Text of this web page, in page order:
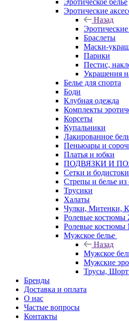
Эротическое белье
Эротические
Назад
Браслеты
Маски-
Парики
Пестис,
Украшения
Белье для спорта
Боди
Клубная одежда
Комплекты
Корсеты
Купальники
Лакированное
Пеньюары и
Платья и юбки
ПОДВЯЗКИ И
Сетки и
Стрепы и белье из
Трусики
Халаты
Чулки, Митенки,
Ролевые костюмы
Ролевые костюмы
Мужское белье
Назад
Мужское
Мужские
Трусы,
Бренды
Доставка и оплата
О нас
Частые вопросы
Контакты